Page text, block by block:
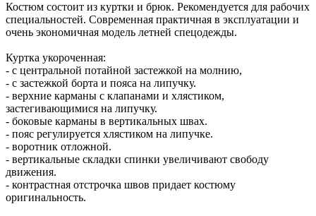
Костюм состоит из куртки и брюк. Рекомендуется для рабочих
специальностей. Современная практичная в эксплуатации и
очень экономичная модель летней спецодежды.
Куртка укороченная:
- с центральной потайной застежкой на молнию,
- с застежкой борта и пояса на липучку.
- верхние карманы с клапанами и хлястиком,
застегивающимися на липучку.
- боковые карманы в вертикальных швах.
- пояс регулируется хлястиком на липучке.
- воротник отложной.
- вертикальные складки спинки увеличивают свободу
движения.
- контрастная отстрочка швов придает костюму
оригинальность.